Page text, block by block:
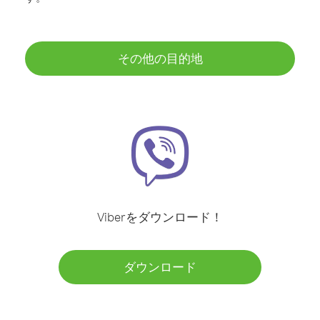
その他の目的地
Viberをダウンロード！
ダウンロード